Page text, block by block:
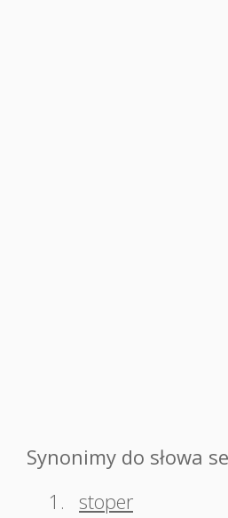
Synonimy do słowa
1.
stoper